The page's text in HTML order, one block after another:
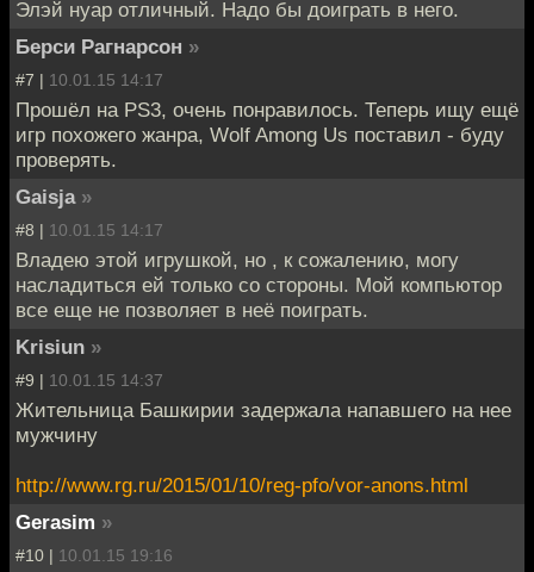
Элэй нуар отличный. Надо бы доиграть в него.
Берси Рагнарсон »
#7 | 10.01.15 14:17
Прошёл на PS3, очень понравилось. Теперь ищу ещё
игр похожего жанра, Wolf Among Us поставил - буду
проверять.
Gaisja »
#8 | 10.01.15 14:17
Владею этой игрушкой, но , к сожалению, могу
насладиться ей только со стороны. Мой компьютор
все еще не позволяет в неё поиграть.
Krisiun »
#9 | 10.01.15 14:37
Жительница Башкирии задержала напавшего на нее
мужчину
http://www.rg.ru/2015/01/10/reg-pfo/vor-anons.html
Gerasim »
#10 | 10.01.15 19:16